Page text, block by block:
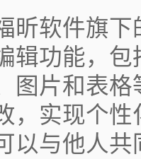
昕软件旗下
辑功能，
图片和表
，实现个
以与他人